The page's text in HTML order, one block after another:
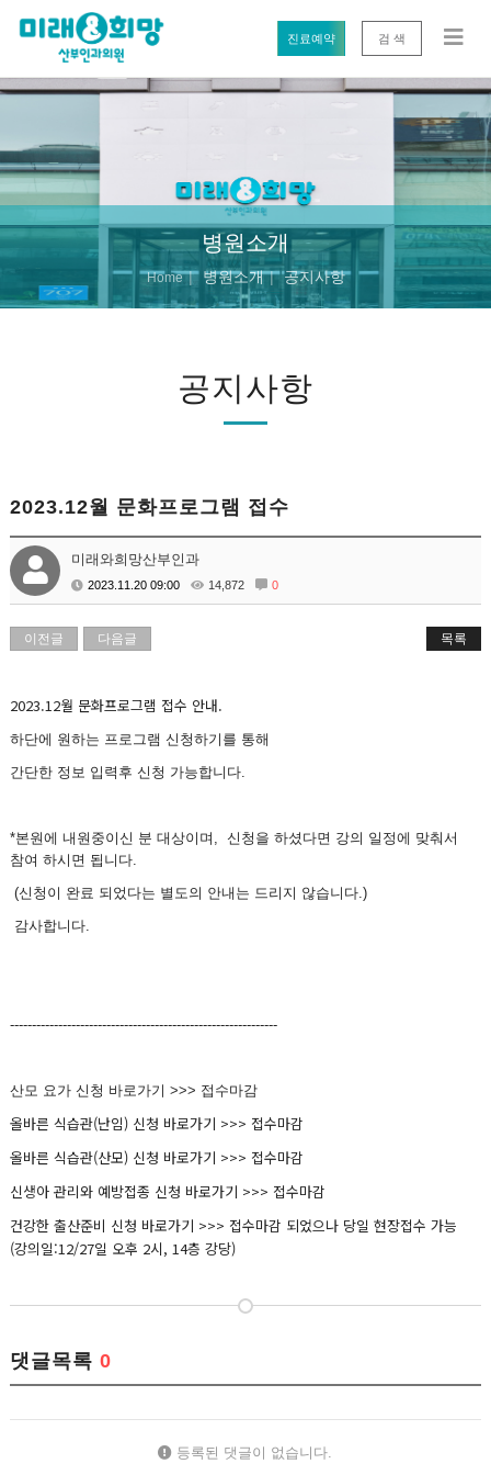
진료예약 검 색
병원소개
Home 병원소개 공지사항
공지사항
2023.12월 문화프로그램 접수
미래와희망산부인과
2023.11.20 09:00 14,872 0
이전글 다음글 목록
2023.12월 문화프로그램 접수 안내.
하단에 원하는 프로그램 신청하기를 통해
간단한 정보 입력후 신청 가능합니다.
*본원에 내원중이신 분 대상이며, 신청을 하셨다면 강의 일정에 맞춰서
참여 하시면 됩니다.
(신청이 완료 되었다는 별도의 안내는 드리지 않습니다.)
감사합니다.
-------------------------------------------------------------
산모 요가 신청 바로가기 >>> 접수마감
올바른 식습관(난임) 신청 바로가기 >>> 접수마감
올바른 식습관(산모) 신청 바로가기 >>> 접수마감
신생아 관리와 예방접종 신청 바로가기 >>> 접수마감
건강한 출산준비 신청 바로가기 >>> 접수마감 되었으나 당일 현장접수 가능
(강의일:12/27일 오후 2시, 14층 강당)
댓글목록0
등록된 댓글이 없습니다.